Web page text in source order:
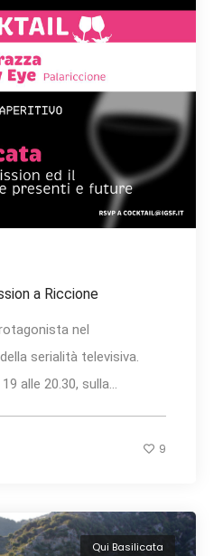
a Riccione
nel
serialità televisiva.
alle 20.30, sulla...
9
Qui Basilicata